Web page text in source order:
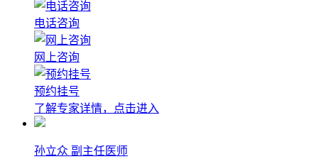
电话咨询
网上咨询
预约挂号
了解专家详情，点击进入
孙立众 副主任医师